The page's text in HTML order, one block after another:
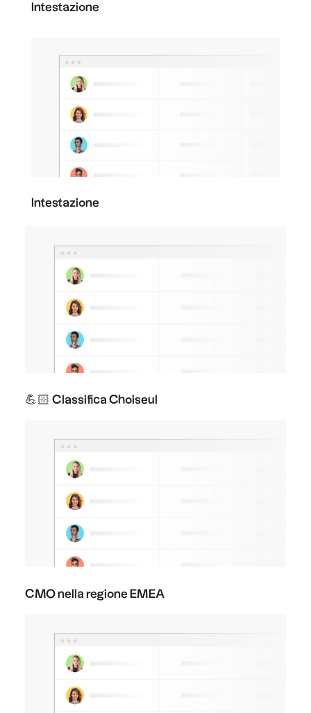
Intestazione
Intestazione
💪🏻 Classifica Choiseul
CMO nella regione EMEA